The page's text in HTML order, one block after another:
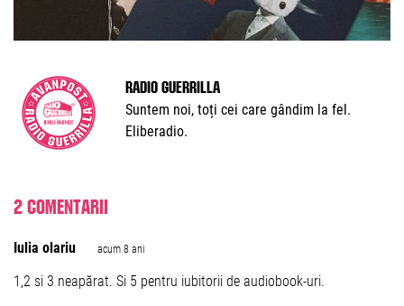
Radio Guerrilla
Suntem noi, toți cei care gândim la fel.
Eliberadio.
2 comentarii
Iulia olariu acum 8 ani
1,2 si 3 neapărat. Si 5 pentru iubitorii de audiobook-uri.